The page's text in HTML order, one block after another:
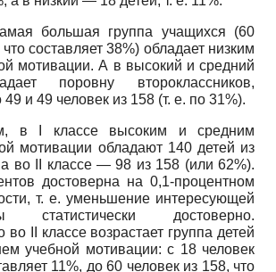
большая группа учащихся (60
составляет 38%) обладает низким
мотивации. А в высокий и средний
поровну второклассников,
49 и 49 человек из 158 (т. е. по 31%).
в I классе высоким и средним
мотивации обладают 140 детей из
во II классе — 98 из 158 (или 62%).
достоверна на 0,1-процентном
т. е. уменьшение интересующей
достоверно.
во II классе возрастает группа детей
учебной мотивации: с 18 человек
11%, до 60 человек из 158, что